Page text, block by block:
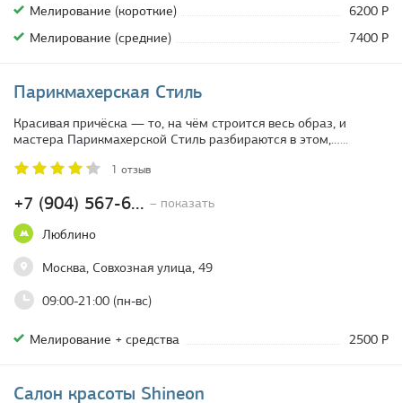
Мелирование (короткие)
6200 Р
Мелирование (средние)
7400 Р
Парикмахерская Стиль
+7 (904) 567-6... – показать
Люблино
Москва, Совхозная улица, 49
09:00-21:00 (пн-вс)
Красивая причёска — то, на чём строится весь образ, и
мастера Парикмахерской Стиль разбираются в этом,…...
1 отзыв
Мелирование + средства 2500 Р
Салон красоты Shineon